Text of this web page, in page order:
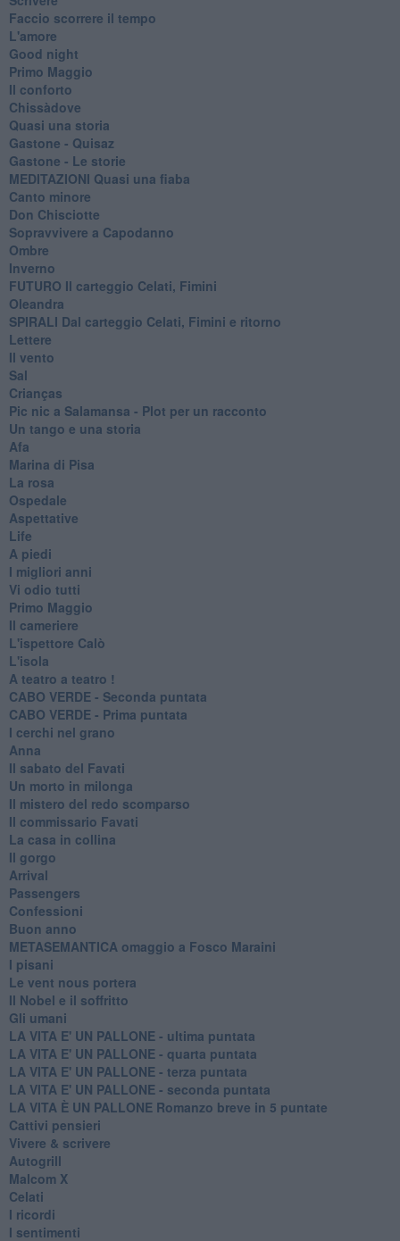
Faccio scorrere il tempo
L'amore
Good night
Primo Maggio
Il conforto
Chissàdove
Quasi una storia
Gastone - Quisaz
Gastone - Le storie
MEDITAZIONI Quasi una fiaba
Canto minore
Don Chisciotte
Sopravvivere a Capodanno
Ombre
Inverno
FUTURO Il carteggio Celati, Fimini
Oleandra
SPIRALI Dal carteggio Celati, Fimini e ritorno
Lettere
Il vento
Sal
Crianças
Pic nic a Salamansa - Plot per un racconto
Un tango e una storia
Afa
Marina di Pisa
La rosa
Ospedale
Aspettative
Life
A piedi
I migliori anni
Vi odio tutti
Primo Maggio
Il cameriere
L'ispettore Calò
L'isola
A teatro a teatro !
CABO VERDE - Seconda puntata
CABO VERDE - Prima puntata
I cerchi nel grano
Anna
Il sabato del Favati
Un morto in milonga
Il mistero del redo scomparso
Il commissario Favati
La casa in collina
Il gorgo
Arrival
Passengers
Confessioni
Buon anno
METASEMANTICA omaggio a Fosco Maraini
I pisani
Le vent nous portera
Il Nobel e il soffritto
Gli umani
LA VITA E' UN PALLONE - ultima puntata
LA VITA E' UN PALLONE - quarta puntata
LA VITA E' UN PALLONE - terza puntata
LA VITA E' UN PALLONE - seconda puntata
LA VITA È UN PALLONE Romanzo breve in 5 puntate
Cattivi pensieri
Vivere & scrivere
Autogrill
Malcom X
Celati
I ricordi
I sentimenti